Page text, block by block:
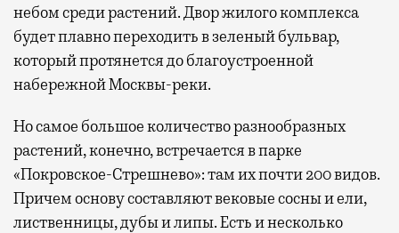
небом среди растений. Двор жилого комплекса
будет плавно переходить в зеленый бульвар,
который протянется до благоустроенной
набережной Москвы-реки.
Но самое большое количество разнообразных
растений, конечно, встречается в парке
«Покровское-Стрешнево»: там ихпочти 200 видов.
Причем основу составляют вековые сосны и ели,
лиственницы, дубы и липы. Есть и несколько